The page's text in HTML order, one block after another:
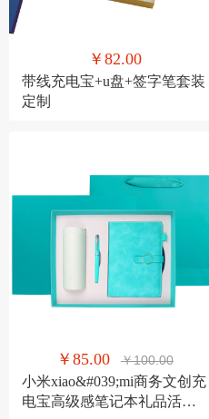
￥82.00
带线充电宝+u盘+签字笔套装
定制
￥85.00 ￥100.00
小米xiao&#039;mi商务文创充
电宝高级感笔记本礼品活动